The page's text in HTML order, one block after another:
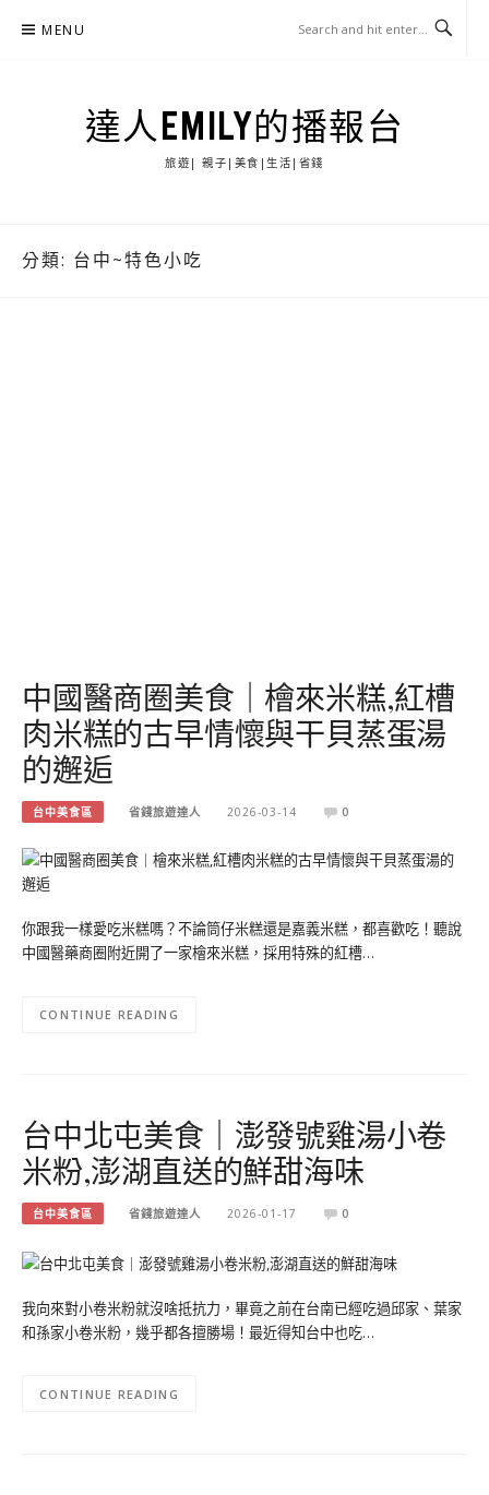
MENU
達人EMILY的播報台
旅遊| 親子|美食|生活|省錢
分類: 台中~特色小吃
中國醫商圈美食｜檜來米糕,紅槽
肉米糕的古早情懷與干貝蒸蛋湯
的邂逅
台中美食區 省錢旅遊達人 2026-03-14 0
你跟我一樣愛吃米糕嗎？不論筒仔米糕還是嘉義米糕，都喜歡吃！聽說
中國醫藥商圈附近開了一家檜來米糕，採用特殊的紅槽…
CONTINUE READING
台中北屯美食｜澎發號雞湯小卷
米粉,澎湖直送的鮮甜海味
台中美食區 省錢旅遊達人 2026-01-17 0
我向來對小卷米粉就沒啥抵抗力，畢竟之前在台南已經吃過邱家、葉家
和孫家小卷米粉，幾乎都各擅勝場！最近得知台中也吃…
CONTINUE READING